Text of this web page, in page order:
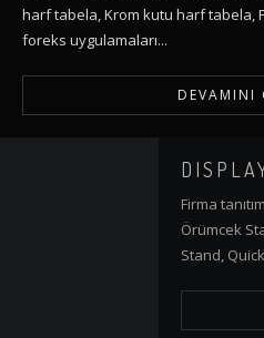
harf tabela, Krom kutu harf tabela,
foreks uygulamaları...
DEVAMINI
DISPLAY ÜRÜNLERİ
Firma tanıtımızda ihtiyacınız olan
Örümcek Stand, Roll up, Roll